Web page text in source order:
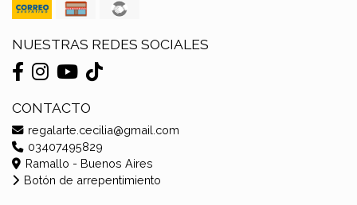
NUESTRAS REDES SOCIALES
CONTACTO
regalarte.cecilia@gmail.com
03407495829
Ramallo - Buenos Aires
Botón de arrepentimiento